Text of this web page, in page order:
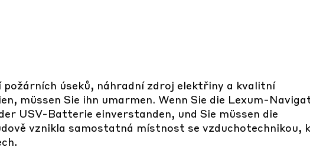
požárních úseků, náhradní zdroj elektřiny a kvalitní
müssen Sie ihn umarmen. Wenn Sie die Lexum-
USV-Batterie einverstanden, und Sie müssen die
vznikla samostatná místnost se vzduchotechnikou,